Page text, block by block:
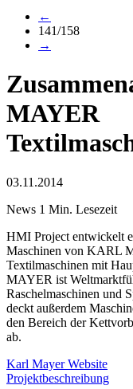
←
141/158
→
MAYER
03.11.2014
News 1 Min. Lesezeit
HMI Project entwickelt
Maschinen von KARL
Textilmaschinen mit
MAYER ist
Raschelmaschinen und
deckt außerdem
den Bereich der
ab.
Karl Mayer Website
Projektbeschreibung